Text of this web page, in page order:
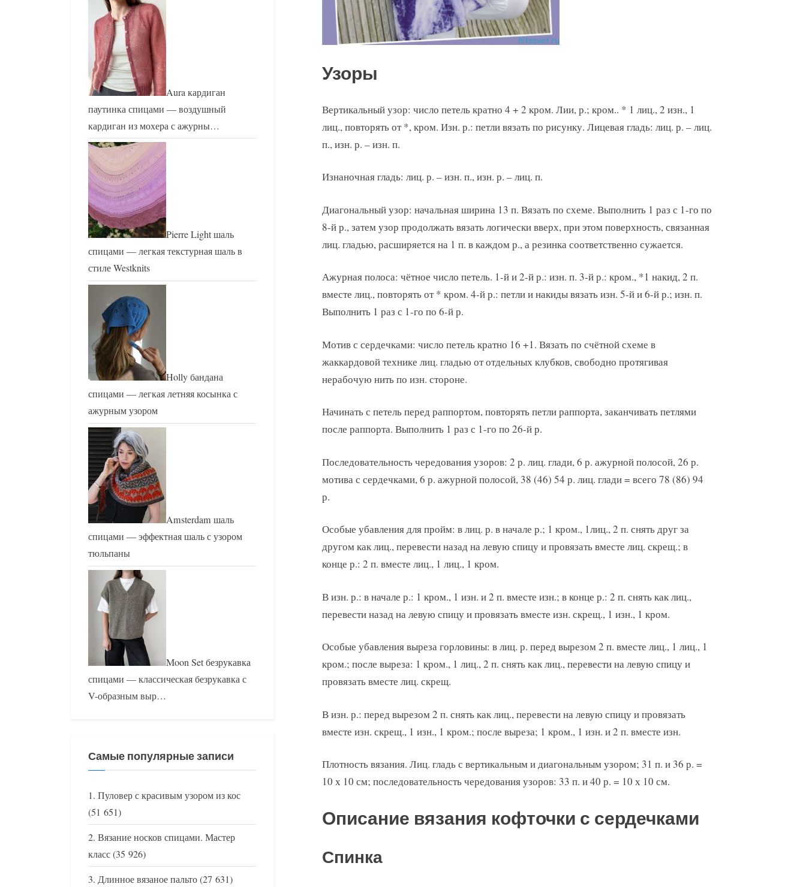
Узоры
Вертикальный узор: число петель кратно 4 + 2 кром. Лии, р.; кром.. * 1 лиц., 2 изн., 1
лиц., повторять от *, кром. Изн. р.: петли вязать по рисунку. Лицевая гладь: лиц. р. – лиц.
п., изн. р. – изн. п.
Изнаночная гладь: лиц. р. – изн. п., изн. р. – лиц. п.
Диагональный узор: начальная ширина 13 п. Вязать по схеме. Выполнить 1 раз с 1-го по
8-й р., затем узор продолжать вязать логически вверх, при этом поверхность, связанная
лиц. гладью, расширяется на 1 п. в каждом р., а резинка соответственно сужается.
Ажурная полоса: чётное число петель. 1-й и 2-й р.: изн. п. 3-й р.: кром., *1 накид, 2 п.
вместе лиц., повторять от * кром. 4-й р.: петли и накиды вязать изн. 5-й и 6-й р.; изн. п.
Выполнить 1 раз с 1-го по 6-й р.
Мотив с сердечками: число петель кратно 16 +1. Вязать по счётной схеме в
жаккардовой технике лиц. гладью от отдельных клубков, свободно протягивая
нерабочую нить по изн. стороне.
Начинать с петель перед раппортом, повторять петли раппорта, заканчивать петлями
после раппорта. Выполнить 1 раз с 1-го по 26-й р.
Последовательность чередования узоров: 2 р. лиц. глади, 6 р. ажурной полосой, 26 р.
мотива с сердечками, 6 р. ажурной полосой, 38 (46) 54 р. лиц. глади = всего 78 (86) 94
р.
Особые убавления для пройм: в лиц. р. в начале р.; 1 кром., 1лиц., 2 п. снять друг за
другом как лиц., перевести назад на левую спицу и провязать вместе лиц. скрещ.; в
конце р.: 2 п. вместе лиц., 1 лиц., 1 кром.
В изн. р.: в начале р.: 1 кром., 1 изн. и 2 п. вместе изн.; в конце р.: 2 п. снять как лиц.,
перевести назад на левую спицу и провязать вместе изн. скрещ., 1 изн., 1 кром.
Особые убавления выреза горловины: в лиц. р. перед вырезом 2 п. вместе лиц., 1 лиц., 1
кром.; после выреза: 1 кром., 1 лиц., 2 п. снять как лиц., перевести на левую спицу и
провязать вместе лиц. скрещ.
В изн. р.: перед вырезом 2 п. снять как лиц., перевести на левую спицу и провязать
вместе изн. скрещ., 1 изн., 1 кром.; после выреза; 1 кром., 1 изн. и 2 п. вместе изн.
Плотность вязания. Лиц. гладь с вертикальным и диагональным узором; 31 п. и 36 р. =
10 х 10 см; последовательность чередования узоров: 33 п. и 40 р. = 10 х 10 см.
Описание вязания кофточки с сердечками
Спинка
Aura кардиган
паутинка спицами — воздушный
кардиган из мохера с ажурны…
Pierre Light шаль
спицами — легкая текстурная шаль в
стиле Westknits
Holly бандана
спицами — легкая летняя косынка с
ажурным узором
Amsterdam шаль
спицами — эффектная шаль с узором
тюльпаны
Moon Set безрукавка
спицами — классическая безрукавка с
V-образным выр…
Самые популярные записи
Пуловер с красивым узором из кос
(51 651)
Вязание носков спицами. Мастер
класс(35 926)
Длинное вязаное пальто(27 631)